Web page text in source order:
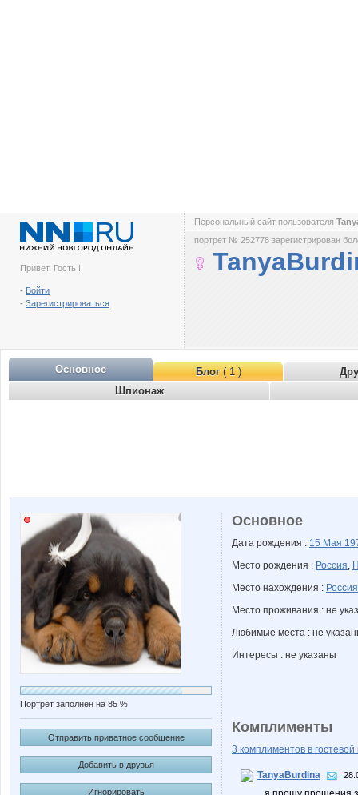
Привет, Гость !
- Войти
- Зарегистрироваться
Персональный сайт пользователя
портрет № 252778 зарегистрирован
Основное Блог( 1 )
Шпионаж
Портрет заполнен на 85 %
Отправить приватное сообщение
Добавить в друзья
Игнорировать
Основное
Дата рождения : 15 Мая
Место рождения : Россия,
Место нахождения : Россия
Место проживания : не
Любимые места : не
Интересы : не указаны
Комплименты
3 комплиментов в гостевой
TanyaBurdina